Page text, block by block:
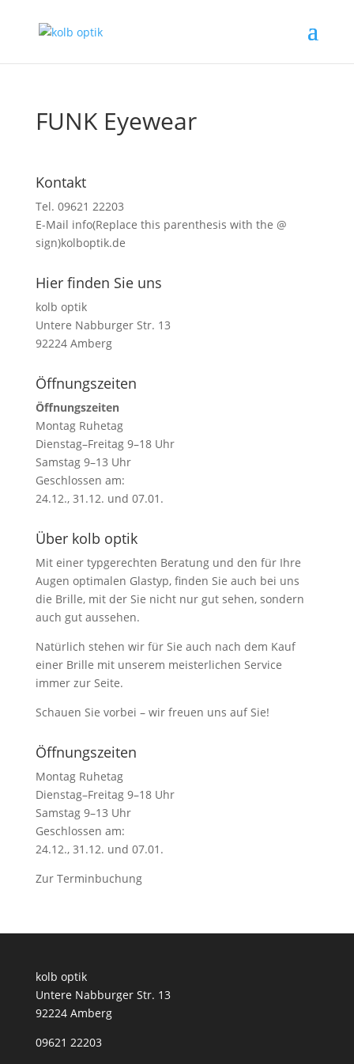
FUNK Eyewear
Kontakt
Tel. 09621 22203
E-Mail info(Replace this parenthesis with the @
sign)kolboptik.de
Hier finden Sie uns
kolb optik
Untere Nabburger Str. 13
92224 Amberg
Öffnungszeiten
Öffnungszeiten
Montag Ruhetag
Dienstag–Freitag 9–18 Uhr
Samstag 9–13 Uhr
Geschlossen am:
24.12., 31.12. und 07.01.
Über kolb optik
Mit einer typgerechten Beratung und den für Ihre
Augen optimalen Glastyp, finden Sie auch bei uns
die Brille, mit der Sie nicht nur gut sehen, sondern
auch gut aussehen.
Natürlich stehen wir für Sie auch nach dem Kauf
einer Brille mit unserem meisterlichen Service
immer zur Seite.
Schauen Sie vorbei – wir freuen uns auf Sie!
Öffnungszeiten
Montag Ruhetag
Dienstag–Freitag 9–18 Uhr
Samstag 9–13 Uhr
Geschlossen am:
24.12., 31.12. und 07.01.
Zur Terminbuchung
kolb optik
Untere Nabburger Str. 13
92224 Amberg
09621 22203